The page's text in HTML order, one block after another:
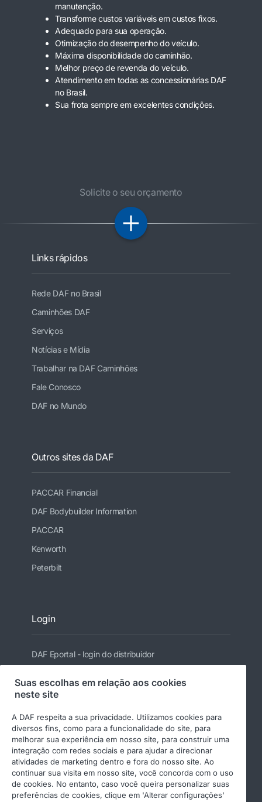
manutenção.
Transforme custos variáveis em custos fixos.
Adequado para sua operação.
Otimização do desempenho do veículo.
Máxima disponibilidade do caminhão.
Melhor preço de revenda do veículo.
Atendimento em todas as concessionárias DAF
no Brasil.
Sua frota sempre em excelentes condições.
Solicite o seu orçamento
Links rápidos
Rede DAF no Brasil
Caminhões DAF
Serviços
Notícias e Mídia
Trabalhar na DAF Caminhões
Fale Conosco
DAF no Mundo
Outros sites da DAF
PACCAR Financial
DAF Bodybuilder Information
PACCAR
Kenworth
Peterbilt
Login
DAF Eportal - login do distribuidor
© 2026 DAF Aviso Legal
Suas escolhas em relação aos cookies
neste site
A DAF respeita a sua privacidade. Utilizamos cookies para
diversos fins, como para a funcionalidade do site, para
melhorar sua experiência em nosso site, para construir uma
integração com redes sociais e para ajudar a direcionar
atividades de marketing dentro e fora do nosso site. Ao
continuar sua visita em nosso site, você concorda com o uso
de cookies. No entanto, caso você queira personalizar suas
preferências de cookies, clique em 'Alterar configurações'